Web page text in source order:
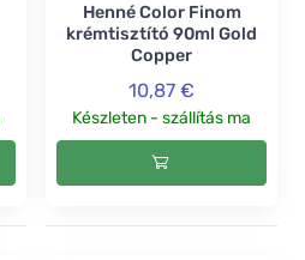
Henné Color Finom
krémtisztító 90ml Gold
Copper
10,87 €
Készleten - szállítás ma